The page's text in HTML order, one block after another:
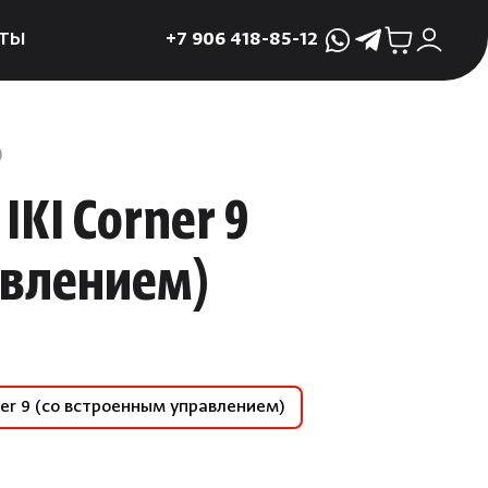
для печей
слива
+7 906 418-85-12
WhatsApp
Telegram
Corner 9
9 (со встроенным управлением)